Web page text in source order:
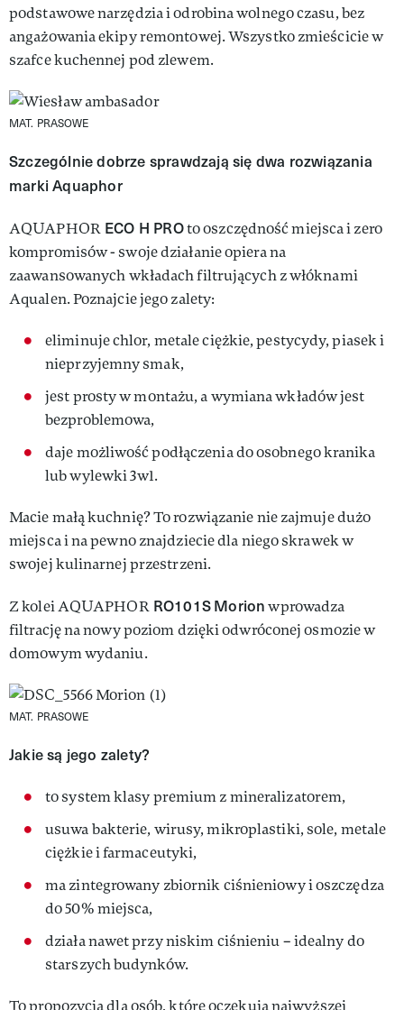
podstawowe narzędzia i odrobina wolnego czasu, bez
angażowania ekipy remontowej. Wszystko zmieścicie w
szafce kuchennej pod zlewem.
MAT. PRASOWE
Szczególnie dobrze sprawdzają się dwa rozwiązania
marki Aquaphor
AQUAPHORECO H PROto oszczędność miejsca i zero
kompromisów - swoje działanie opiera na
zaawansowanych wkładach filtrujących z włóknami
Aqualen. Poznajcie jego zalety:
eliminuje chlor, metale ciężkie, pestycydy, piasek i
nieprzyjemny smak,
jest prosty w montażu, a wymiana wkładów jest
bezproblemowa,
daje możliwość podłączenia do osobnego kranika
lub wylewki 3w1.
Macie małą kuchnię? To rozwiązanie nie zajmuje dużo
miejsca i na pewno znajdziecie dla niego skrawek w
swojej kulinarnej przestrzeni.
Z kolei AQUAPHORRO101SMorionwprowadza
filtrację na nowy poziom dzięki odwróconej osmozie w
domowym wydaniu.
MAT. PRASOWE
Jakie są jego zalety?
to system klasy premium z mineralizatorem,
usuwa bakterie, wirusy, mikroplastiki, sole, metale
ciężkie i farmaceutyki,
ma zintegrowany zbiornik ciśnieniowy i oszczędza
do 50% miejsca,
działa nawet przy niskim ciśnieniu – idealny do
starszych budynków.
To propozycja dla osób, które oczekują najwyższej